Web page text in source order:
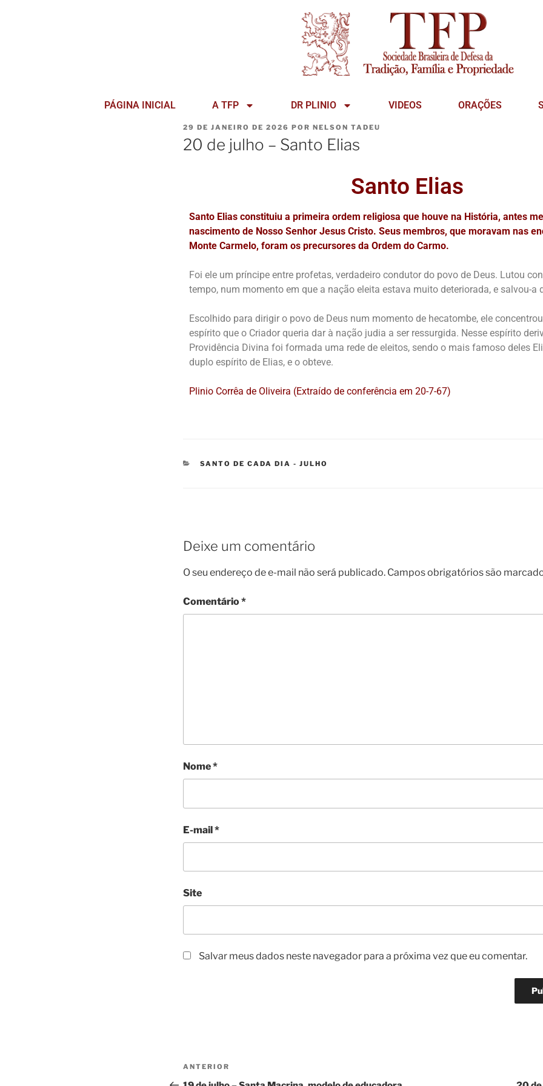
PÁGINA INICIAL A TFP DR PLINIO VIDEOS ORAÇÕES
29 DE JANEIRO DE 2026 POR NELSON TADEU
20 de julho – Santo Elias
Santo Elias
Santo Elias constituiu a primeira ordem religiosa que houve na História, antes
nascimento de Nosso Senhor Jesus Cristo. Seus membros, que moravam nas
Monte Carmelo, foram os precursores da Ordem do Carmo.
Foi ele um príncipe entre profetas, verdadeiro condutor do povo de Deus. Lutou
tempo, num momento em que a nação eleita estava muito deteriorada, e salvou-a
Escolhido para dirigir o povo de Deus num momento de hecatombe, ele
espírito que o Criador queria dar à nação judia a ser ressurgida. Nesse espírito
Providência Divina foi formada uma rede de eleitos, sendo o mais famoso deles
duplo espírito de Elias, e o obteve.
Plinio Corrêa de Oliveira (Extraído de conferência em 20-7-67)
SANTO DE CADA DIA - JULHO
Deixe um comentário
O seu endereço de e-mail não será publicado. Campos obrigatórios são
Comentário*
Nome*
E-mail*
Site
Salvar meus dados neste navegador para a próxima vez que eu comentar.
ANTERIOR